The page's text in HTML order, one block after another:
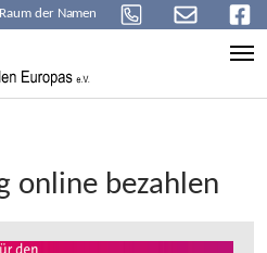
der Namen
online bezahlen